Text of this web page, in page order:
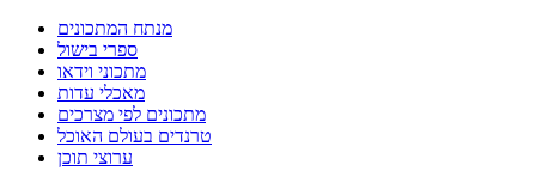
מנתח המתכונים
ספרי בישול
מתכוני וידאו
מאכלי עדות
מתכונים לפי מצרכים
טרנדים בעולם האוכל
ערוצי תוכן